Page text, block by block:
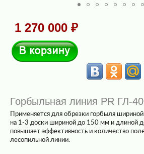
1 270 000 ₽
Горбыльная линия PR ГЛ-
Применяется для обрезки горбыля
на 1-3 доски шириной до 150 мм и длиной
повышает эффективность и количество
лесопильной линии.